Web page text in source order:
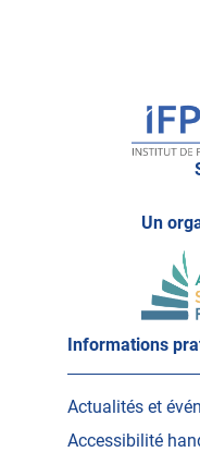
Un
Informations
Actualités et
Accessibilité